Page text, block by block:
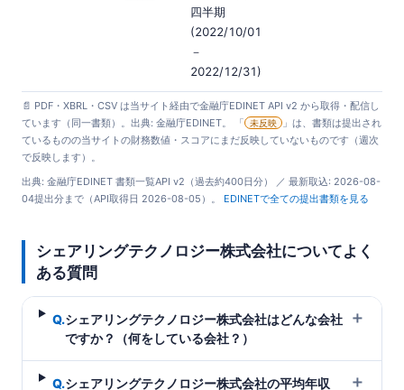
四半期
(2022/10/01
－
2022/12/31)
📄 PDF・XBRL・CSV は当サイト経由で金融庁EDINET API v2 から取得・配信し
ています（同一書類）。出典: 金融庁EDINET。 「 未反映
」は、書類は提出され
ているものの当サイトの財務数値・スコアにまだ反映していないものです（週次
で反映します）。
出典: 金融庁EDINET 書類一覧API v2（過去約400日分） ／ 最新取込: 2026-08-
04提出分まで（API取得日 2026-08-05）。 EDINETで全ての提出書類を見る
シェアリングテクノロジー株式会社についてよく
ある質問
Q.シェアリングテクノロジー株式会社はどんな会社
ですか？（何をしている会社？）
＋
Q.シェアリングテクノロジー株式会社の平均年収 ＋